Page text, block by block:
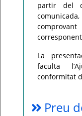
partir del
La
faculta
conformitat
Preu